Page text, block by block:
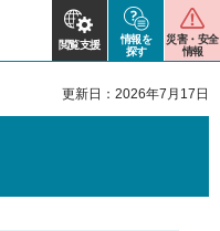
閲覧支援
情報を
探す
災害・安全
情報
更新日：2026年7月17日